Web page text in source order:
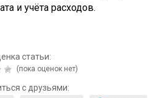
и учёта расходов.
статьи:
(пока оценок нет)
с друзьями: